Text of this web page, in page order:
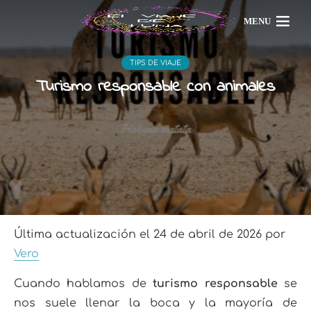
MENU
TIPS DE VIAJE
Turismo responsable con animales
Última actualización el 24 de abril de 2026 por
Vero
Cuando hablamos deturismo responsablese
nos suele llenar la boca y la mayoría de